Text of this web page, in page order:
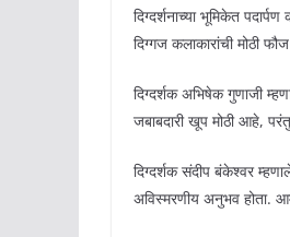
दिग्दर्शनाच्या भूमिकेत
दिग्गज कलाकारांची मोठी
दिग्दर्शक अभिषेक गुणाजी
जबाबदारी खूप मोठी आहे,
दिग्दर्शक संदीप बंकेश्वर
अविस्मरणीय अनुभव होता.